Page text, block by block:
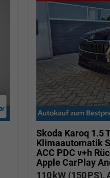
Skoda Karoq 1.5
Klimaautomatik
ACC PDC v+h
Apple CarPlay
110 kW (150